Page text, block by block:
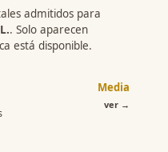
admitidos para
. Solo aparecen
está disponible.
Media
ver →